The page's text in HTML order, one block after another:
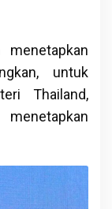
untuk
Thailand,